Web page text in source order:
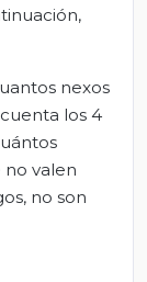
nexos
los 4
no valen
no son